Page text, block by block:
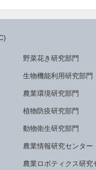
野菜花き研究部門
生物機能利用研究部門
農業環境研究部門
植物防疫研究部門
動物衛生研究部門
農業情報研究センター
農業ロボティクス研究